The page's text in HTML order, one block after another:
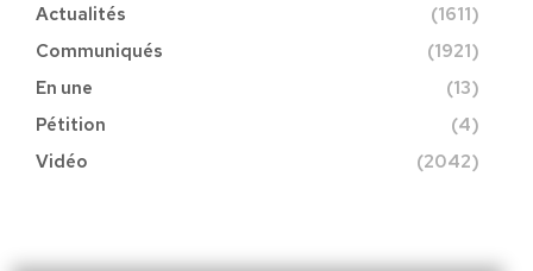
Actualités
(1611)
Communiqués
(1921)
En une
(13)
Pétition
(4)
Vidéo
(2042)